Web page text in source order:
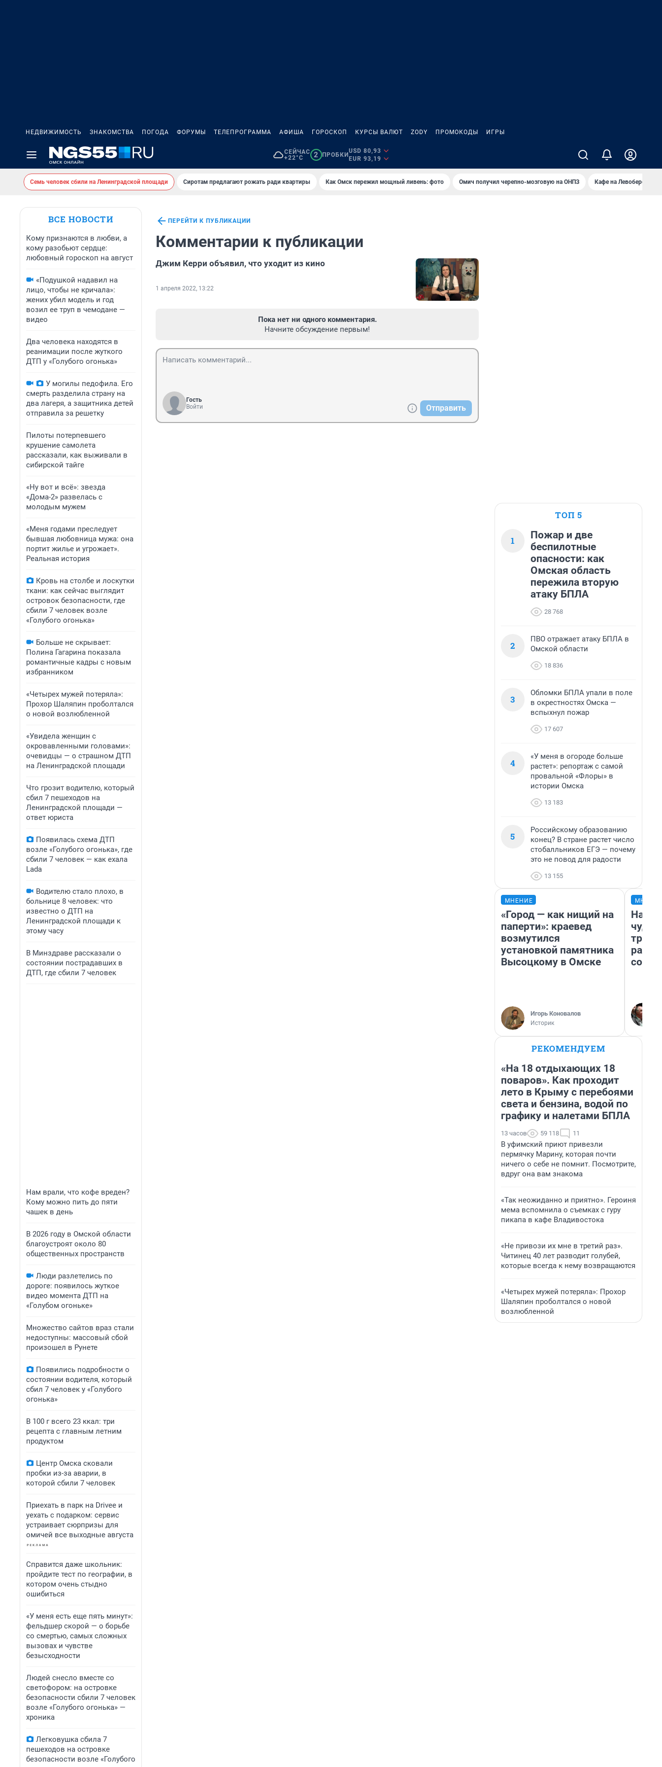
НЕДВИЖИМОСТЬ ЗНАКОМСТВА ПОГОДА ФОРУМЫ ТЕЛЕПРОГРАММА АФИША ГОРОСКОП КУРСЫ ВАЛЮТ ZODY ПРОМОКОДЫ ИГРЫ
СЕЙЧАС
+22°C
2 ПРОБКИ
USD 80,93
EUR 93,19
Семь человек сбили на Ленинградской площади Сиротам предлагают рожать ради квартиры Как Омск пережил мощный ливень: фото Омич получил черепно-мозговую на ОНПЗ Кафе на Левобережье
ВСЕ НОВОСТИ
Кому признаются в любви, а
кому разобьют сердце:
любовный гороскоп на август
«Подушкой надавил на
лицо, чтобы не кричала»:
жених убил модель и год
возил ее труп в чемодане —
видео
Два человека находятся в
реанимации после жуткого
ДТП у «Голубого огонька»
У могилы педофила. Его
смерть разделила страну на
два лагеря, а защитника детей
отправила за решетку
Пилоты потерпевшего
крушение самолета
рассказали, как выживали в
сибирской тайге
«Ну вот и всё»: звезда
«Дома-2» развелась с
молодым мужем
«Меня годами преследует
бывшая любовница мужа: она
портит жилье и угрожает».
Реальная история
Кровь на столбе и лоскутки
ткани: как сейчас выглядит
островок безопасности, где
сбили 7 человек возле
«Голубого огонька»
Больше не скрывает:
Полина Гагарина показала
романтичные кадры с новым
избранником
«Четырех мужей потеряла»:
Прохор Шаляпин проболтался
о новой возлюбленной
«Увидела женщин с
окровавленными головами»:
очевидцы — о страшном ДТП
на Ленинградской площади
Что грозит водителю, который
сбил 7 пешеходов на
Ленинградской площади —
ответ юриста
Появилась схема ДТП
возле «Голубого огонька», где
сбили 7 человек — как ехала
Lada
Водителю стало плохо, в
больнице 8 человек: что
известно о ДТП на
Ленинградской площади к
этому часу
В Минздраве рассказали о
состоянии пострадавших в
ДТП, где сбили 7 человек
Нам врали, что кофе вреден?
Кому можно пить до пяти
чашек в день
В 2026 году в Омской области
благоустроят около 80
общественных пространств
Люди разлетелись по
дороге: появилось жуткое
видео момента ДТП на
«Голубом огоньке»
Множество сайтов враз стали
недоступны: массовый сбой
произошел в Рунете
Появились подробности о
состоянии водителя, который
сбил 7 человек у «Голубого
огонька»
В 100 г всего 23 ккал: три
рецепта с главным летним
продуктом
Центр Омска сковали
пробки из-за аварии, в
которой сбили 7 человек
Приехать в парк на Drivee и
уехать с подарком: сервис
устраивает сюрпризы для
омичей все выходные августа
Справится даже школьник:
пройдите тест по географии, в
котором очень стыдно
ошибиться
«У меня есть еще пять минут»:
фельдшер скорой — о борьбе
со смертью, самых сложных
вызовах и чувстве
безысходности
Людей снесло вместе со
светофором: на островке
безопасности сбили 7 человек
возле «Голубого огонька» —
хроника
Легковушка сбила 7
пешеходов на островке
безопасности возле «Голубого
ПЕРЕЙТИ К ПУБЛИКАЦИИ
Комментарии к публикации
Джим Керри объявил, что уходит из кино
1 апреля 2022, 13:22
Пока нет ни одного комментария.
Начните обсуждение первым!
Гость
Войти
Отправить
ТОП 5
1
Пожар и две
беспилотные
опасности: как
Омская область
пережила вторую
атаку БПЛА
28 768
2
ПВО отражает атаку БПЛА в
Омской области
18 836
3
Обломки БПЛА упали в поле
в окрестностях Омска —
вспыхнул пожар
17 607
4
«У меня в огороде больше
растет»: репортаж с самой
провальной «Флоры» в
истории Омска
13 183
5
Российскому образованию
конец? В стране растет число
стобалльников ЕГЭ — почему
это не повод для радости
13 155
МНЕНИЕ
«Город — как нищий на
паперти»: краевед
возмутился
установкой памятника
Высоцкому в Омске
Игорь Коновалов
Историк
РЕКОМЕНДУЕМ
«На 18 отдыхающих 18
поваров». Как проходит
лето в Крыму с перебоями
света и бензина, водой по
графику и налетами БПЛА
13 часов 59 118 11
В уфимский приют привезли
пермячку Марину, которая почти
ничего о себе не помнит. Посмотрите,
вдруг она вам знакома
«Так неожиданно и приятно». Героиня
мема вспомнила о съемках с гуру
пикапа в кафе Владивостока
«Не привози их мне в третий раз».
Читинец 40 лет разводит голубей,
которые всегда к нему возвращаются
«Четырех мужей потеряла»: Прохор
Шаляпин проболтался о новой
возлюбленной